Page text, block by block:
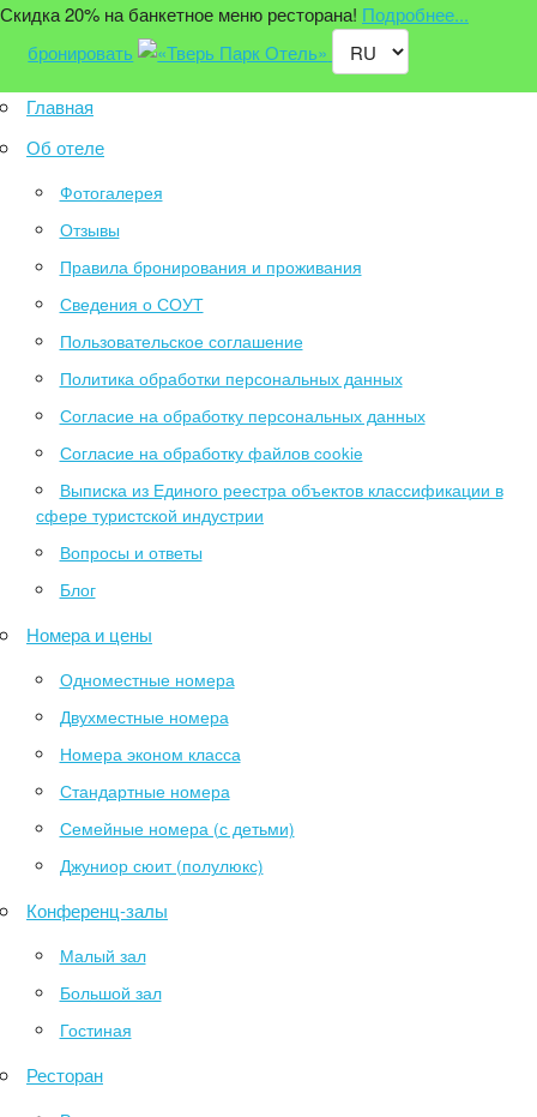
Скидка 20% на банкетное меню ресторана! Подробнее...
бронировать
Главная
Об отеле
Фотогалерея
Отзывы
Правила бронирования и проживания
Сведения о СОУТ
Пользовательское соглашение
Политика обработки персональных данных
Согласие на обработку персональных данных
Согласие на обработку файлов cookie
Выписка из Единого реестра объектов классификации в
сфере туристской индустрии
Вопросы и ответы
Блог
Номера и цены
Одноместные номера
Двухместные номера
Номера эконом класса
Стандартные номера
Семейные номера (с детьми)
Джуниор сюит (полулюкс)
Конференц-залы
Малый зал
Большой зал
Гостиная
Ресторан